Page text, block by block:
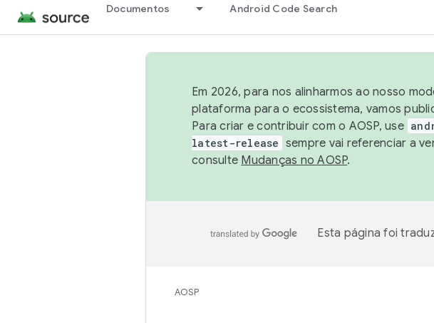
Documentos Android Code Search
Em 2026, para nos alinharmos ao nosso
plataforma para o ecossistema, vamos
Para criar e contribuir com o AOSP, use
latest-release sempre vai referenciar a
consulte Mudanças no AOSP.
Esta página foi
AOSP